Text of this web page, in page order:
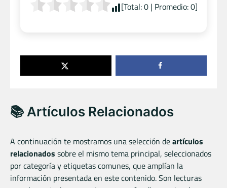
[Total:0| Promedio:0]
📚 Artículos Relacionados
A continuación te mostramos una selección deartículos
relacionados sobre el mismo tema principal, seleccionados
por categoría y etiquetas comunes, que amplían la
información presentada en este contenido. Son lecturas